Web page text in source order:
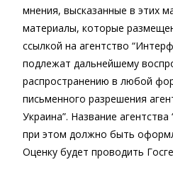
мнения, высказанные в этих
материалы, которые
ссылкой на агентство
подлежат дальнейшему
распространению в любой
письменного разрешения
Украина”. Название
при этом должно быть
Оценку будет проводить